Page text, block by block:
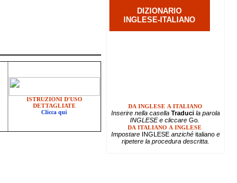
ISTRUZIONI D'USO
DETTAGLIATE
Clicca qui
DIZIONARIO
INGLESE-ITALIANO
DA INGLESE A ITALIANO
Inserire nella casella Traducila parola
INGLESE e cliccare Go.
DA ITALIANO A INGLESE
Impostare INGLESEanziché italianoe
ripetere la procedura descritta.